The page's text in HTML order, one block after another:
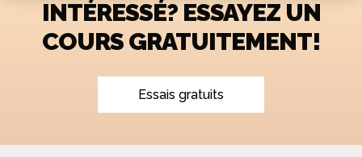
INTÉRESSÉ? ESSAYEZ UN
COURS GRATUITEMENT!
Essais gratuits